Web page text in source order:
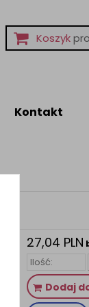
Koszyk
Kontakt
27,04 PLN
Dodaj